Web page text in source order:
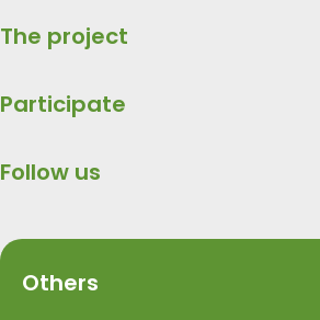
The project
Participate
Follow us
Others